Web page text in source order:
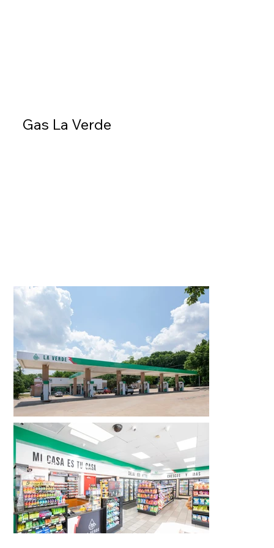
Gas La Verde